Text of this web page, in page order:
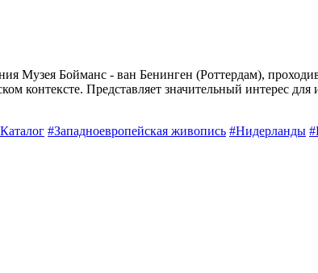
Музея Бойманс - ван Бенинген (Роттердам),
контексте. Представляет значительный интерес
#Западноевропейская живопись #Нидерланды